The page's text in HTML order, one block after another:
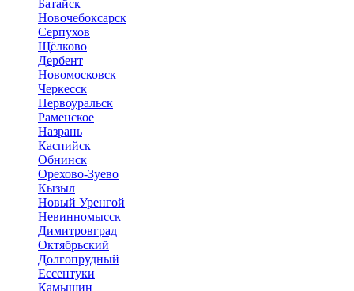
Батайск
Новочебоксарск
Серпухов
Щёлково
Дербент
Новомосковск
Черкесск
Первоуральск
Раменское
Назрань
Каспийск
Обнинск
Орехово-Зуево
Кызыл
Новый Уренгой
Невинномысск
Димитровград
Октябрьский
Долгопрудный
Ессентуки
Камышин